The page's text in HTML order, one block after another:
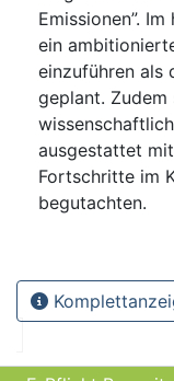
Emissionen”.
ein
einzuführen als
geplant. Zudem
ausgestattet
Fortschritte im
begutachten.